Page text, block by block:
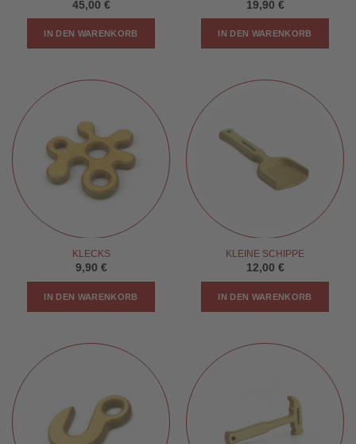
45,00 €
IN DEN WARENKORB
19,90 €
IN DEN WARENKORB
KLECKS
9,90 €
IN DEN WARENKORB
KLEINE SCHIPPE
12,00 €
IN DEN WARENKORB